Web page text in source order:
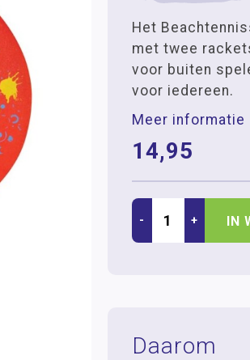
Het
met twee
voor buiten
voor iedereen.
Meer informatie
14,95
- + IN
Daarom